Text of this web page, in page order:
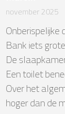
november 2025
Onberispelijke
Bank iets
De
Een toilet
Over het
hoger dan de